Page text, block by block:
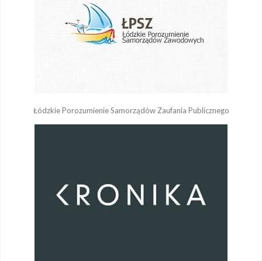
Łódzkie Porozumienie Samorządów Zaufania Publicznego